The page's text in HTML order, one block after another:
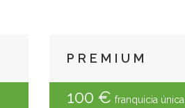
PREMIUM
100 € franquicia única